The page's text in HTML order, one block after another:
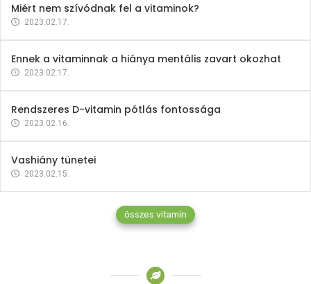
Miért nem szívódnak fel a vitaminok?
2023.02.17.
Ennek a vitaminnak a hiánya mentális zavart okozhat
2023.02.17.
Rendszeres D-vitamin pótlás fontossága
2023.02.16.
Vashiány tünetei
2023.02.15.
összes vitamin